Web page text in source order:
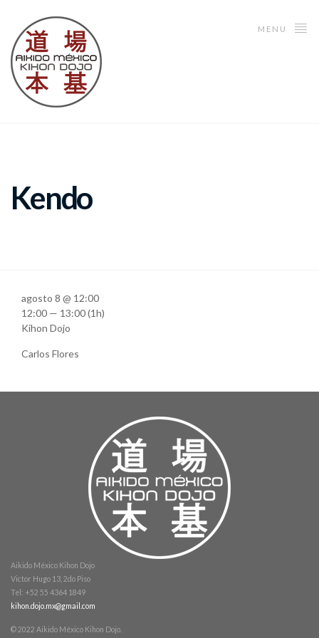
MENU
Kendo
agosto 8 @ 12:00
12:00 — 13:00(1h)
Kihon Dojo
Carlos Flores
Aikido México Kihon Dojo
Victor Hugo 13, 2do Piso
Tel: +52 55 4364 1849
kihon.dojo.mx@gmail.com
© 2022 Aikido México Kihon Dojo.